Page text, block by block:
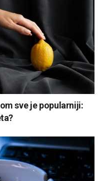
sve je popularniji: